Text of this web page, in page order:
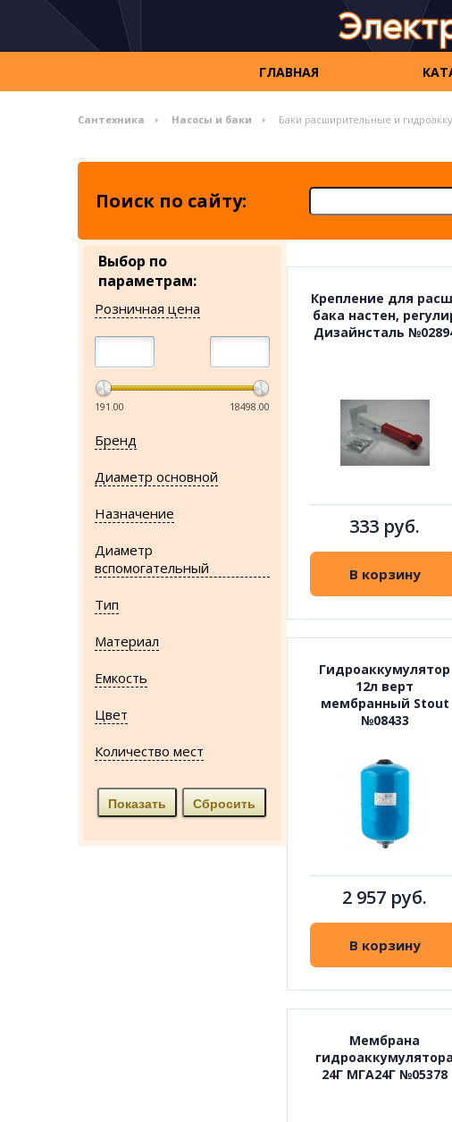
ГЛАВНАЯ
Сантехника Насосы и баки Баки расширительные и
Поиск по сайту:
Выбор по
параметрам:
Розничная цена
191.00 18498.00
Бренд
Диаметр основной
Назначение
Диаметр
вспомогательный
Тип
Материал
Емкость
Цвет
Количество мест
Крепление для
бака настен,
Дизайнсталь
333 руб.
В корзину
Гидроаккумулятор
12л верт
мембранный Stout
№08433
2 957 руб.
В корзину
Мембрана
гидроаккумулятора
24Г МГА24Г №05378